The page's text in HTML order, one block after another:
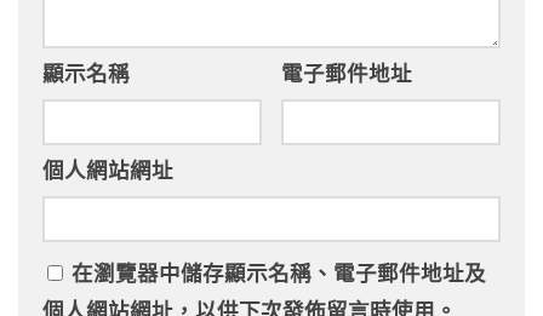
顯示名稱 電子郵件地址
個人網站網址
在瀏覽器中儲存顯示名稱、電子郵件地址及